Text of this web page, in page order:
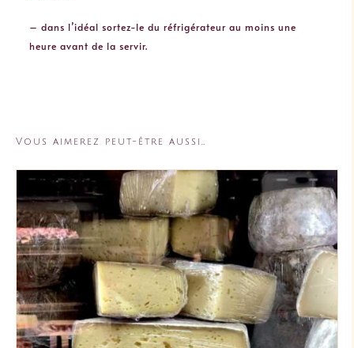
– dans l’idéal sortez-le du réfrigérateur au moins une
heure avant de la servir.
Vous aimerez peut-être aussi…
AJOUTER AU PANIER
/
DÉTAILS